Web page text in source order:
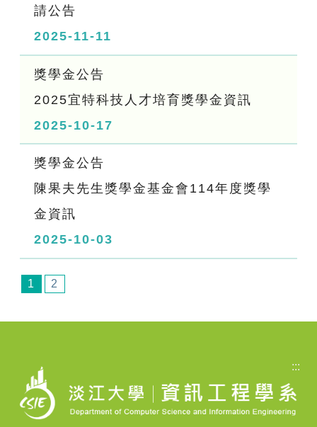
請公告
2025-11-11
獎學金公告
2025宜特科技人才培育獎學金資訊
2025-10-17
獎學金公告
陳果夫先生獎學金基金會114年度獎學
金資訊
2025-10-03
1 2
:::